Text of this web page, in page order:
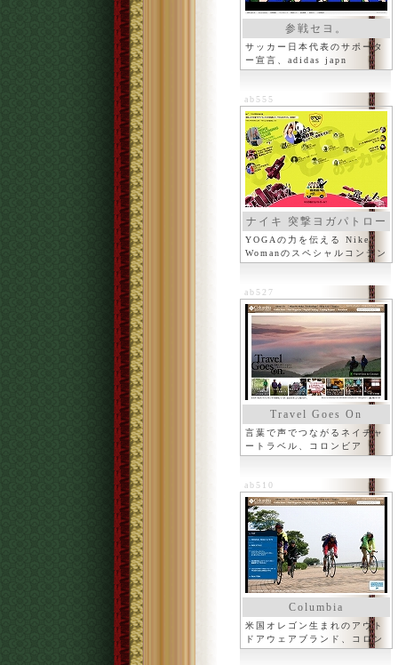
参戦セヨ。
サッカー日本代表のサポータ
ー宣言、adidas japn
ab555
ナイキ 突撃ヨガパトロー
ル
YOGAの力を伝える Nike
Womanのスペシャルコンテン
ツ
ab527
Travel Goes On
言葉で声でつながるネイチャ
ートラベル、コロンビア
ab510
Columbia
米国オレゴン生まれのアウト
ドアウェアブランド、コロン
ビア